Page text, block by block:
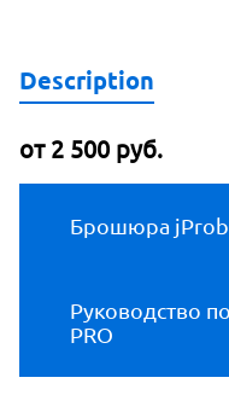
Description
от 2 500 руб.
Брошюра
Руководство
PRO